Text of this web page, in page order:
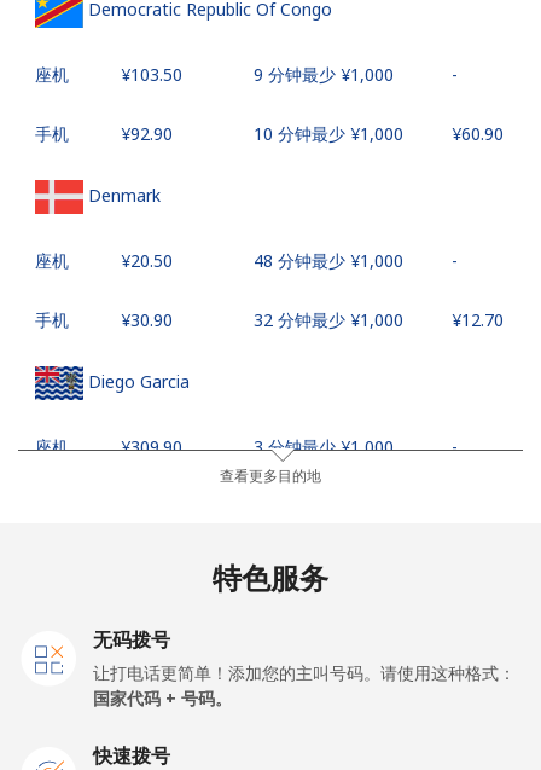
Democratic Republic Of Congo
座机 ⁦¥103.50⁩ 9 分钟最少 ⁦¥1,000⁩ -
手机 ⁦¥92.90⁩ 10 分钟最少 ⁦¥1,000⁩ ⁦¥60.90⁩
Denmark
座机 ⁦¥20.50⁩ 48 分钟最少 ⁦¥1,000⁩ -
手机 ⁦¥30.90⁩ 32 分钟最少 ⁦¥1,000⁩ ⁦¥12.70⁩
Diego Garcia
座机 ⁦¥309.90⁩ 3 分钟最少 ⁦¥1,000⁩ -
⁦¥67.90⁩
⁦¥67.90⁩
Dominica
查看更多目的地
特色服务
无码拨号
让打电话更简单！添加您的主叫号码。请使用这种格式：
国家代码 + 号码。
快速拨号